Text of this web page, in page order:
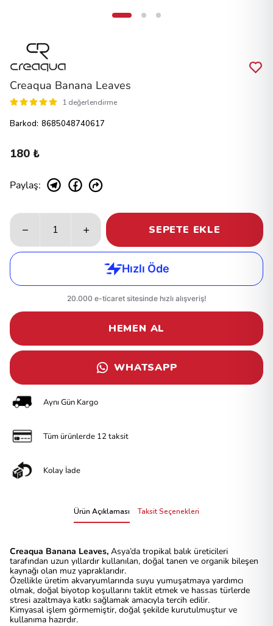
Creaqua Banana Leaves
1 değerlendirme
Barkod: 8685048740617
180 ₺
Paylaş:
SEPETE EKLE
HEMEN AL
WHATSAPP
Aynı Gün Kargo
Tüm ürünlerde 12 taksit
Kolay İade
Ürün Açıklaması Taksit Seçenekleri
Creaqua Banana Leaves, Asya’da tropikal balık üreticileri
tarafından uzun yıllardır kullanılan, doğal tanen ve organik bileşen
kaynağı olan muz yapraklarıdır.
Özellikle üretim akvaryumlarında suyu yumuşatmaya yardımcı
olmak, doğal biyotop koşullarını taklit etmek ve hassas türlerde
stresi azaltmaya katkı sağlamak amacıyla tercih edilir.
Kimyasal işlem görmemiştir, doğal şekilde kurutulmuştur ve
kullanıma hazırdır.